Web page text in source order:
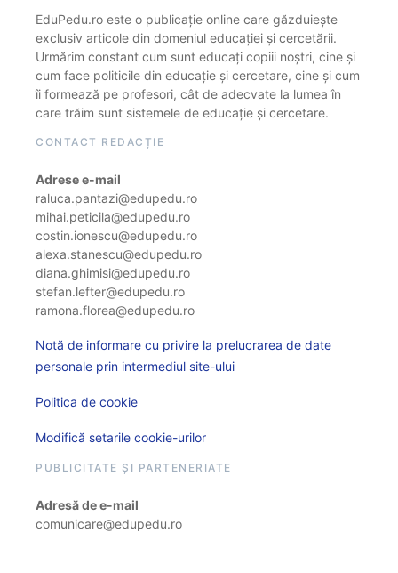
EduPedu.ro este o publicație online care găzduiește
exclusiv articole din domeniul educației și cercetării.
Urmărim constant cum sunt educați copiii noștri, cine și
cum face politicile din educație și cercetare, cine și cum
îi formează pe profesori, cât de adecvate la lumea în
care trăim sunt sistemele de educație și cercetare.
CONTACT REDACȚIE
Adrese e-mail
raluca.pantazi@edupedu.ro
mihai.peticila@edupedu.ro
costin.ionescu@edupedu.ro
alexa.stanescu@edupedu.ro
diana.ghimisi@edupedu.ro
stefan.lefter@edupedu.ro
ramona.florea@edupedu.ro
Notă de informare cu privire la prelucrarea de date
personale prin intermediul site-ului
Politica de cookie
Modifică setarile cookie-urilor
PUBLICITATE ȘI PARTENERIATE
Adresă de e-mail
comunicare@edupedu.ro